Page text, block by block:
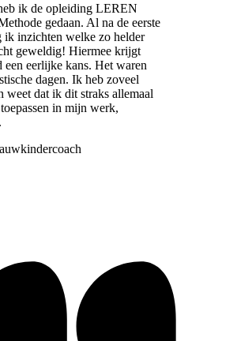
ik de opleiding LEREN
gedaan. Al na de eerste
ik inzichten welke zo helder
geweldig! Hiermee krijgt
een eerlijke kans. Het waren
dagen. Ik heb zoveel
weet dat ik dit straks allemaal
in mijn werk,
kindercoach